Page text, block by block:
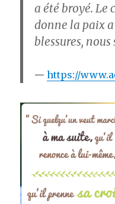
a été broyé.
donne la paix a
blessures,
https://